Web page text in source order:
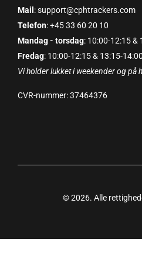
Mail : support@cphtrackers.com
Telefon: +45 33 60 20 10
Mandag - torsdag: 10:00-12:15 &
Fredag: 10:00-12:15 & 13:15-14:00
Vi holder lukket i weekender og på
CVR-nummer: 37464376
© 2026. Alle